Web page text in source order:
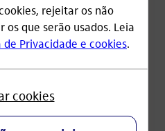
S.A.
Aranha, 100, Torre Olavo
04344-902 - São Paulo -